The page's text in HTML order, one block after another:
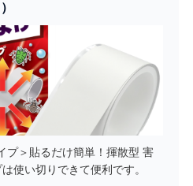
プ＞貼るだけ簡単！揮散型 害
使い切りできて便利です。